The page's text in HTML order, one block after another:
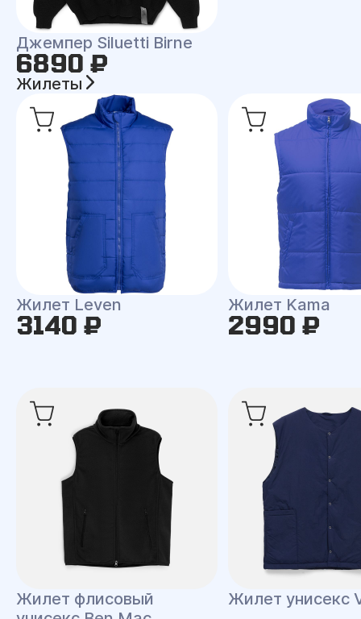
Джемпер Siluetti Birne
6890 ₽
Жилеты
Жилет Leven
3140 ₽
Жилет Kama
2990 ₽
Жилет флисовый
Жилет унисекс